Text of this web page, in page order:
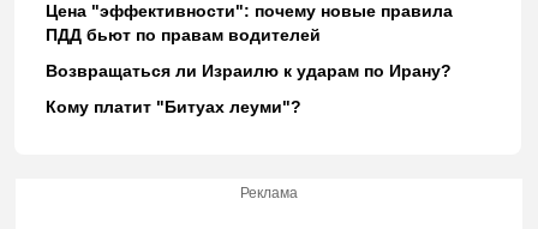
Цена "эффективности": почему новые правила
ПДД бьют по правам водителей
Возвращаться ли Израилю к ударам по Ирану?
Кому платит "Битуах леуми"?
Реклама